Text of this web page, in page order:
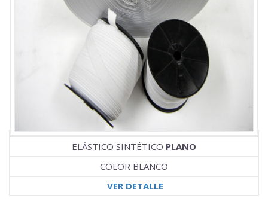
ELÁSTICO SINTÉTICO PLANO
COLOR BLANCO
VER DETALLE